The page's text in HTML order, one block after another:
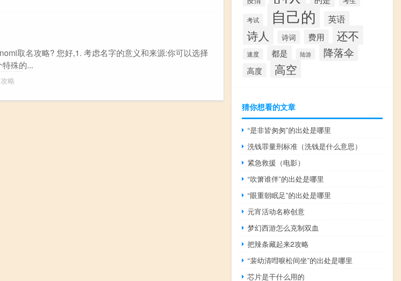
取名攻略? 您好,1. 考虑名字的意义和来源:你可以选择
殊的...
略
考试 自己的 英语
诗人 诗词 费用 还不
速度 都是 陆游 降落伞
高度 高空
猜你想看的文章
“是非皆匆匆”的出处是哪里
洗钱罪量刑标准（洗钱是什么意思）
紧急救援（电影）
“吹箫谁伴”的出处是哪里
“眼重朝眠足”的出处是哪里
元宵活动名称创意
梦幻西游怎么克制双血
把辣条藏起来2攻略
“裴幼清嘒唳松间坐”的出处是哪里
芯片是干什么用的